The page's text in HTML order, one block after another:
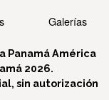
Galerías
Panamá América
2026.
sin autorización